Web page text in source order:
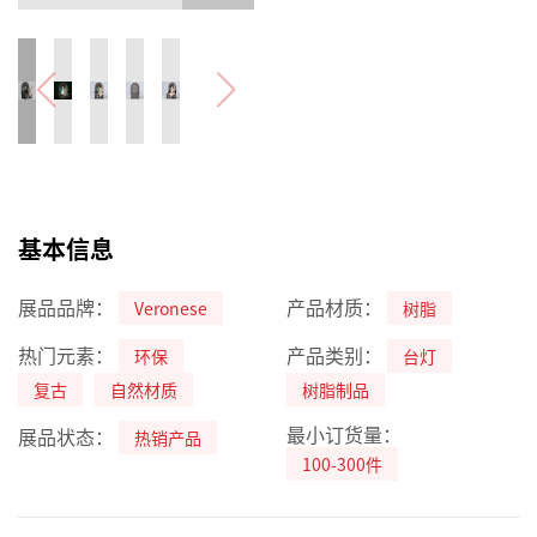
基本信息
展品品牌： Veronese 产品材质： 树脂
热门元素：
环保
复古
自然材质
产品类别：
台灯
树脂制品
展品状态： 热销产品 最小订货量：
100-300件